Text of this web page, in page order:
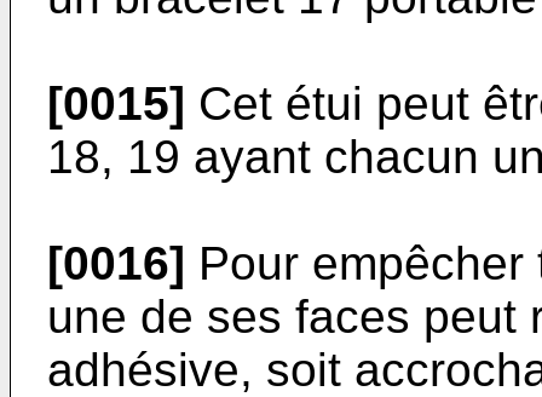
[0015] Cet étui peut
18, 19 ayant chacun
[0016] Pour
une de ses faces peut
adhésive, soit